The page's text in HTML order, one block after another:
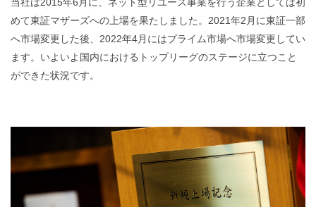
めて東証マザーズへの上場を果たしました。2021年2月に東証一部
へ市場変更した後、2022年4月にはプライム市場へ市場変更してい
ます。いよいよ国内におけるトップリーグのステージに立つこと
ができた状況です。